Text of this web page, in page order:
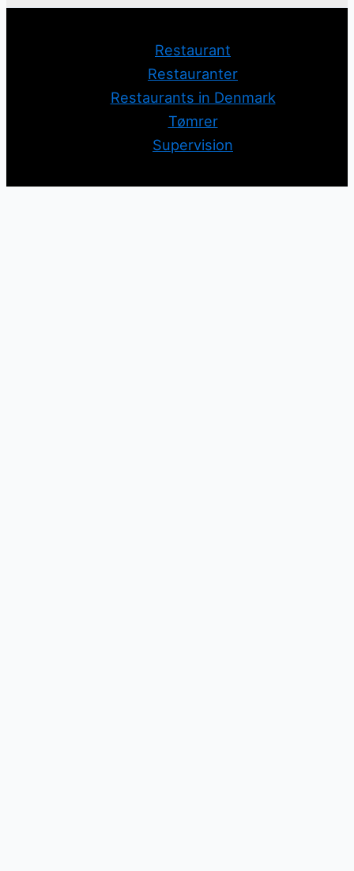
Restaurant
Restauranter
Restaurants in Denmark
Tømrer
Supervision